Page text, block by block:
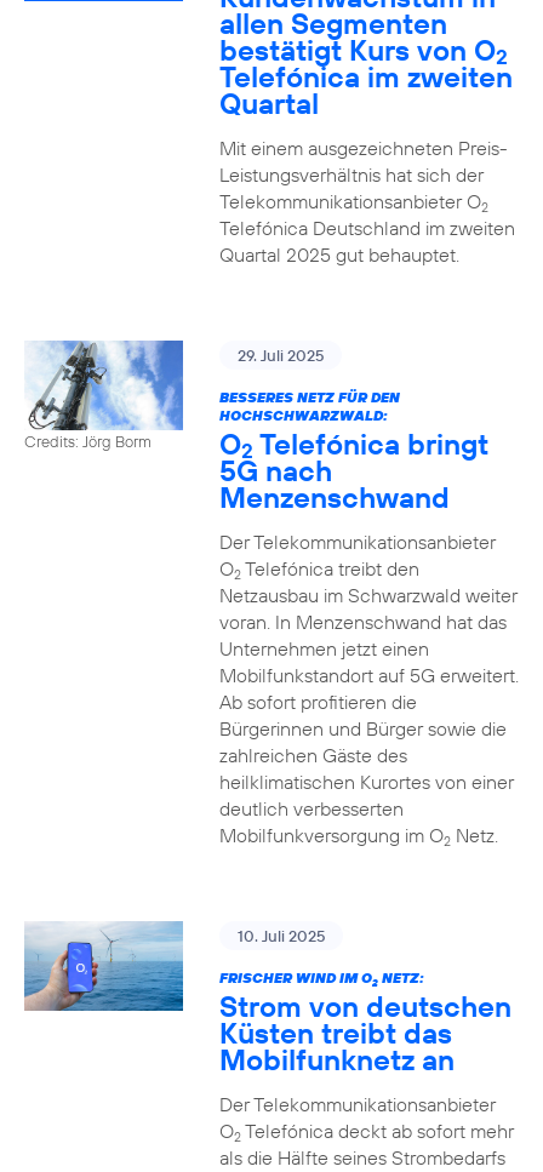
allen Segmenten
bestätigt Kurs von O2
Telefónica im zweiten
Quartal
Mit einem ausgezeichneten Preis-
Leistungsverhältnis hat sich der
Telekommunikationsanbieter O2
Telefónica Deutschland im zweiten
Quartal 2025 gut behauptet.
Credits: Jörg Borm
29. Juli 2025
BESSERES NETZ FÜR DEN
HOCHSCHWARZWALD:
O2 Telefónica bringt
5G nach
Menzenschwand
Der Telekommunikationsanbieter
O2Telefónica treibt den
Netzausbau im Schwarzwald weiter
voran. In Menzenschwand hat das
Unternehmen jetzt einen
Mobilfunkstandort auf 5G erweitert.
Ab sofort profitieren die
Bürgerinnen und Bürger sowie die
zahlreichen Gäste des
heilklimatischen Kurortes von einer
deutlich verbesserten
Mobilfunkversorgung im O2Netz.
10. Juli 2025
FRISCHER WIND IM O2NETZ:
Strom von deutschen
Küsten treibt das
Mobilfunknetz an
Der Telekommunikationsanbieter
O2Telefónica deckt ab sofort mehr
als die Hälfte seines Strombedarfs